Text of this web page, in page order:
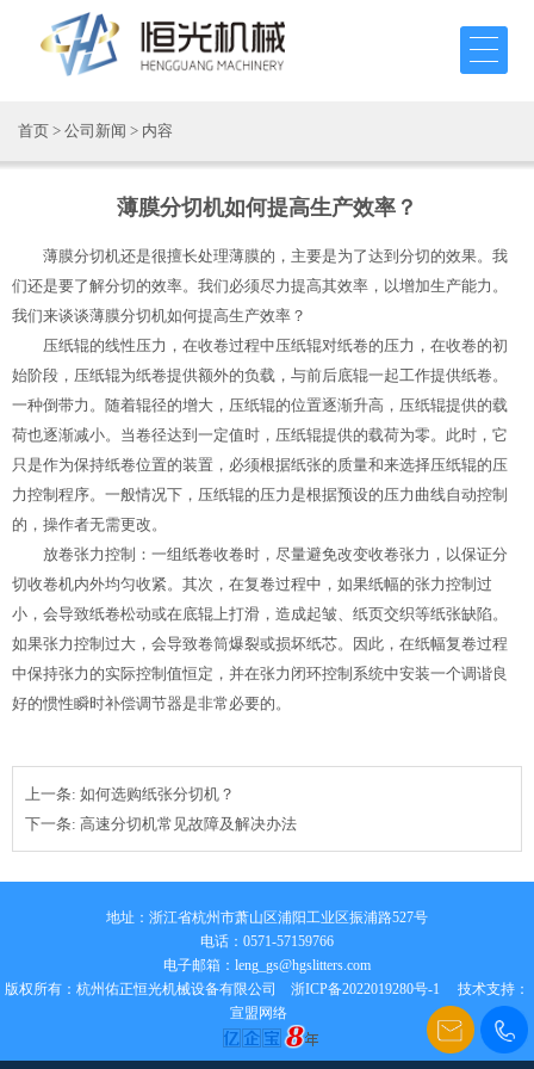
首页 > 公司新闻 > 内容
薄膜分切机如何提高生产效率？
薄膜分切机还是很擅长处理薄膜的，主要是为了达到分切的效果。我
们还是要了解分切的效率。我们必须尽力提高其效率，以增加生产能力。
我们来谈谈薄膜分切机如何提高生产效率？
压纸辊的线性压力，在收卷过程中压纸辊对纸卷的压力，在收卷的初
始阶段，压纸辊为纸卷提供额外的负载，与前后底辊一起工作提供纸卷。
一种倒带力。随着辊径的增大，压纸辊的位置逐渐升高，压纸辊提供的载
荷也逐渐减小。当卷径达到一定值时，压纸辊提供的载荷为零。此时，它
只是作为保持纸卷位置的装置，必须根据纸张的质量和来选择压纸辊的压
力控制程序。一般情况下，压纸辊的压力是根据预设的压力曲线自动控制
的，操作者无需更改。
放卷张力控制：一组纸卷收卷时，尽量避免改变收卷张力，以保证分
切收卷机内外均匀收紧。其次，在复卷过程中，如果纸幅的张力控制过
小，会导致纸卷松动或在底辊上打滑，造成起皱、纸页交织等纸张缺陷。
如果张力控制过大，会导致卷筒爆裂或损坏纸芯。因此，在纸幅复卷过程
中保持张力的实际控制值恒定，并在张力闭环控制系统中安装一个调谐良
好的惯性瞬时补偿调节器是非常必要的。
上一条: 如何选购纸张分切机？
下一条: 高速分切机常见故障及解决办法
地址：浙江省杭州市萧山区浦阳工业区振浦路527号
电话：0571-57159766
电子邮箱： leng_gs@hgslitters.com
版权所有：杭州佑正恒光机械设备有限公司 浙ICP备2022019280号-1 技术支持：
宣盟网络